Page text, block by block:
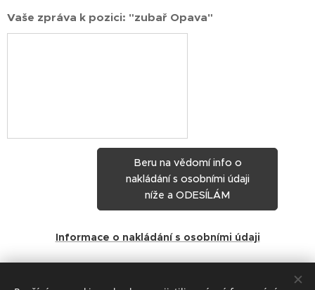
Vaše zpráva k pozici: "zubař Opava"
Beru na vědomí info o
nakládání s osobními údaji
níže a ODESÍLÁM
Informace o nakládání s osobními údaji
Share